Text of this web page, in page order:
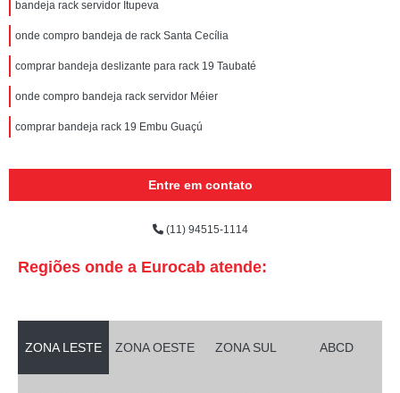
bandeja rack servidor Itupeva
onde compro bandeja de rack Santa Cecília
comprar bandeja deslizante para rack 19 Taubaté
onde compro bandeja rack servidor Méier
comprar bandeja rack 19 Embu Guaçú
Entre em contato
(11) 94515-1114
Regiões onde a Eurocab atende:
ZONA LESTE ZONA OESTE ZONA SUL ABCD